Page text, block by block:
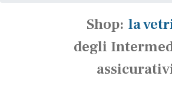
Shop: la
degli